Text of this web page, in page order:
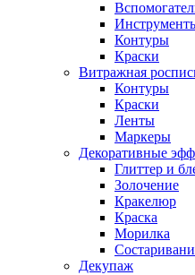
Контуры
Краски
Витражная
Контуры
Краски
Ленты
Маркеры
Декоративные
Глиттер и
Золочение
Кракелюр
Краска
Морилка
Декупаж